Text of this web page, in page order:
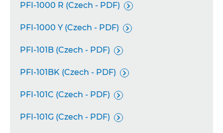
PFI-1000 R (Czech - PDF) 
PFI-1000 Y (Czech - PDF) 
PFI-101B (Czech - PDF) 
PFI-101BK (Czech - PDF) 
PFI-101C (Czech - PDF) 
PFI-101G (Czech - PDF) 